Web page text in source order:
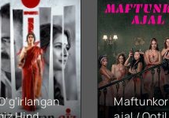
Maftunkor